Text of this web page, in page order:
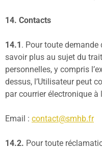
14. Contacts
14.1. Pour toute demande
savoir plus au sujet du
personnelles, y compris
dessus, l’Utilisateur peut
par courrier électronique à
Email : contact@smhb.fr
14.2. Pour toute